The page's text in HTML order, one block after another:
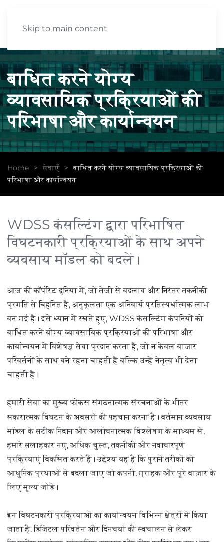
Skip to main content
बाधित करने योग्य
व्यावसायिक प्रक्रियाओं की
परिभाषा और कार्यान्वयन
Home सेवाएँ
बाधित करने योग्य व्यावसायिक प्रक्रियाओं की
परिभाषा और कार्यान्वयन
WDSS कंसल्टिंग द्वारा परिभाषित
विघटनकारी प्रक्रियाओं के साथ अपने
व्यवसाय मॉडल को बदलें।
आज की कॉर्पोरेट दुनिया में, जो तेज़ी से बदलाव और निरंतर तकनीकी
प्रगति से चिह्नित है, अनुकूलता एक अनिवार्य प्रतिस्पर्धात्मक लाभ
बन गई है। इसे ध्यान में रखते हुए, WDSS कंसल्टिंग कंपनियों को
बाधित करने योग्य व्यावसायिक प्रक्रियाओं की परिभाषा और
कार्यान्वयन में विशेषज्ञ सेवा प्रदान करता है, जो न केवल बाज़ार
परिवर्तनों के साथ बने रहना चाहती हैं बल्कि उन्हें नेतृत्व भी देना
चाहती हैं।
हमारी सेवा का मुख्य फोकस संगठनात्मक संरचनाओं के भीतर
सकारात्मक विघटन के अवसरों की पहचान करना है। वर्तमान व्यवसाय
मॉडल के सटीक निदान और आलोचनात्मक विश्लेषण के माध्यम से,
हमारे सलाहकार नए, अधिक चुस्त, तकनीकी और नवाचारपूर्ण
प्रक्रियाएं विकसित करते हैं। उद्देश्य यह है कि पुराने तरीकों को
आधुनिक प्रथाओं से बदला जाए जो कंपनी, ग्राहक और पूरे बाज़ार के
लिए मूल्य जोड़ें।
इन विघटनकारी प्रक्रियाओं का कार्यान्वयन विभिन्न क्षेत्रों में किया
जाता है: डिजिटल परिवर्तन और दिनचर्या की स्वचालन से लेकर